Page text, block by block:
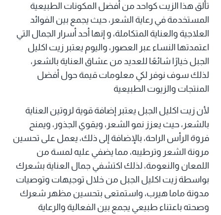
تألق هذا الزيت كواحد من أفضل المكونات الطبيعية
المستخدمة في رعاية الشعر، حيث يجمع بين الفوائد
العلاجية والعناية المتكاملة، و إنها أحد أسرار الجمال التي
اعتمدتها النساء عبر العصور، واليوم يعتبر زيت اكليل
الجبل خيارًا شائعًا للعديد من عشاق العناية بالشعر،
لذلك سوف نوفر لكي معلومات قيمة حول أفضل
المنتجات والزيوت الطبيعية
لأن زيت اكليل الجبل يعتبر إضافة قوية لروتين العناية
بالشعر، حيث يعزز نمو الشعر، ويقوي الجذور، ويمنح
فروة الرأس الراحة، بالإضافة إلى ذلك، يعمل على تحسين
مرونة الشعر وترطيبه، مما يضفي عليه لمسة من
اللمعان والنعومة، لذلك اكتشفي جمال العناية بشعرك
بواسطة زيت اكليل الجبل من خلال توجيهات وتوصيات
مدونة ماما هيرب، واستمتعى بتحسين مظهر شعرك
وصحته باعتناء طبيعي يجمع بين الفعالية والرعاية